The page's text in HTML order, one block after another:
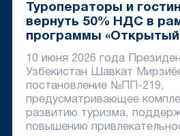
Туроператоры и
вернуть 50% НДС в
программы «Открытый
10 июня 2026 года
Узбекистан Шавкат
постановление №ПП-219,
предусматривающее
развитию туризма,
повышению